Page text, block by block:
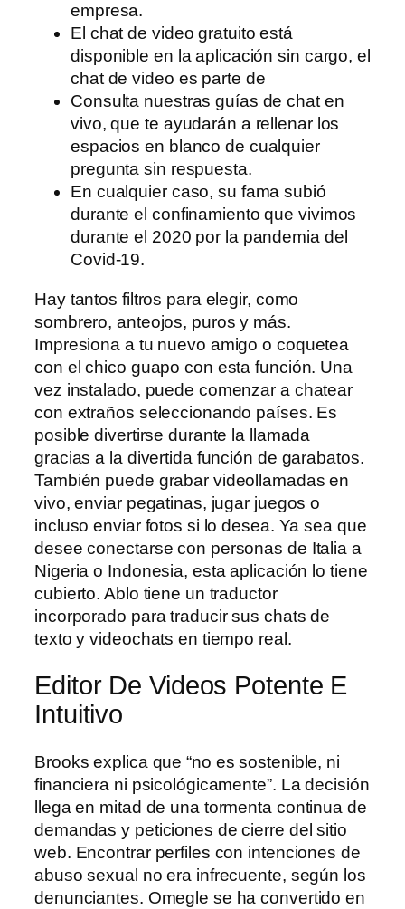
empresa.
El chat de video gratuito está
disponible en la aplicación sin cargo, el
chat de video es parte de
Consulta nuestras guías de chat en
vivo, que te ayudarán a rellenar los
espacios en blanco de cualquier
pregunta sin respuesta.
En cualquier caso, su fama subió
durante el confinamiento que vivimos
durante el 2020 por la pandemia del
Covid-19.
Hay tantos filtros para elegir, como
sombrero, anteojos, puros y más.
Impresiona a tu nuevo amigo o coquetea
con el chico guapo con esta función. Una
vez instalado, puede comenzar a chatear
con extraños seleccionando países. Es
posible divertirse durante la llamada
gracias a la divertida función de garabatos.
También puede grabar videollamadas en
vivo, enviar pegatinas, jugar juegos o
incluso enviar fotos si lo desea. Ya sea que
desee conectarse con personas de Italia a
Nigeria o Indonesia, esta aplicación lo tiene
cubierto. Ablo tiene un traductor
incorporado para traducir sus chats de
texto y videochats en tiempo real.
Editor De Videos Potente E
Intuitivo
Brooks explica que “no es sostenible, ni
financiera ni psicológicamente”. La decisión
llega en mitad de una tormenta continua de
demandas y peticiones de cierre del sitio
web. Encontrar perfiles con intenciones de
abuso sexual no era infrecuente, según los
denunciantes. Omegle se ha convertido en